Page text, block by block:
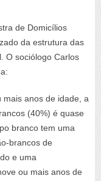
de Domicílios
da estrutura das
O sociólogo Carlos
mais anos de idade, a
(40%) é quase
branco tem uma
brancos de
e uma
ou mais anos de